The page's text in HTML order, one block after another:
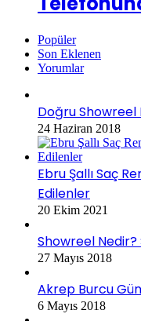
Popüler
Son Eklenen
Yorumlar
Doğru Showreel
24 Haziran 2018
Ebru Şallı Saç
Edilenler
20 Ekim 2021
Showreel Nedir?
27 Mayıs 2018
Akrep Burcu
6 Mayıs 2018